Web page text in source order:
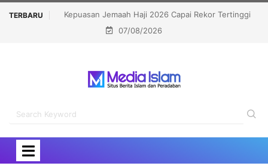
TERBARU
Tertinggi
Politisi Muslim Berpeluang jadi Senat Michigan,
Kalahkan Kandidat Pro-Israel
07/08/2026